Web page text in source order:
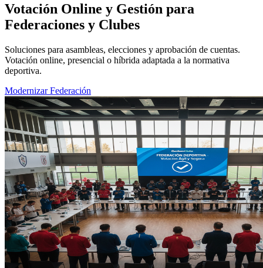
Votación Online y Gestión para
Federaciones y Clubes
Soluciones para asambleas, elecciones y aprobación de cuentas.
Votación online, presencial o híbrida adaptada a la normativa
deportiva.
Modernizar Federación